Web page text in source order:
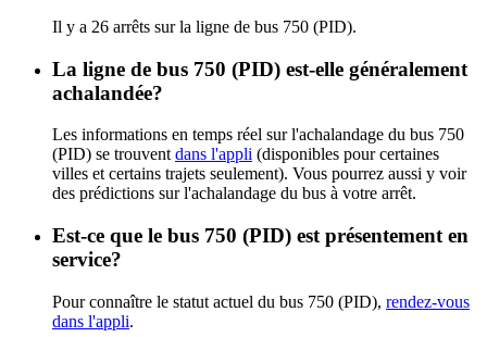
Il y a 26 arrêts sur la ligne de bus 750 (PID).
La ligne de bus 750 (PID) est-elle généralement
achalandée?
Les informations en temps réel sur l'achalandage du bus 750
(PID) se trouvent dans l'appli (disponibles pour certaines
villes et certains trajets seulement). Vous pourrez aussi y voir
des prédictions sur l'achalandage du bus à votre arrêt.
Est-ce que le bus 750 (PID) est présentement en
service?
Pour connaître le statut actuel du bus 750 (PID), rendez-vous
dans l'appli.